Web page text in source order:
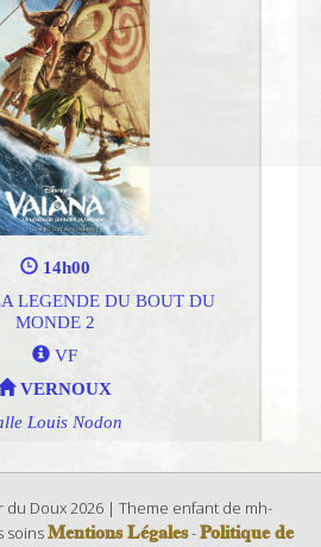
du Doux 2026 | Theme enfant de mh-
soinsMentions Légales-Politique de